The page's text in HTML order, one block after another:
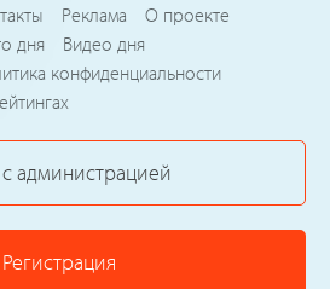
Реклама
О проекте
дня
Видео дня
конфиденциальности
с администрацией
Регистрация